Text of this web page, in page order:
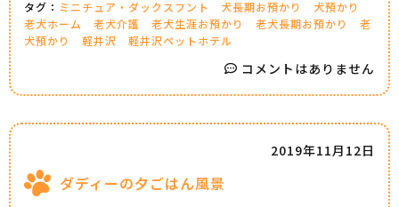
タグ： ミニチュア・ダックスフント 犬長期お預かり
犬預かり
老犬ホーム
老犬介護 老犬生涯お預かり 老犬長期お預かり
老
犬預かり
軽井沢 軽井沢ペットホテル
コメントはありません
ダディーの夕ごはん風景
2019年11月12日